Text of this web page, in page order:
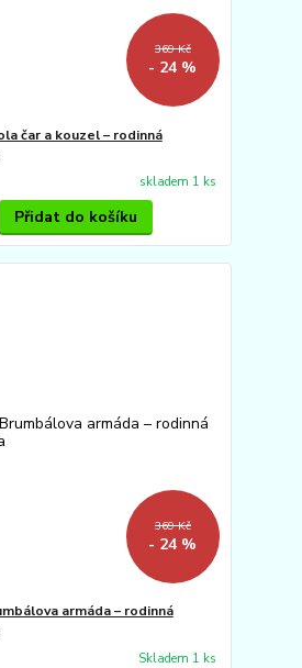
369 Kč
- 24 %
čar a kouzel – rodinná
skladem 1 ks
Přidat do košíku
369 Kč
- 24 %
armáda – rodinná
Skladem 1 ks